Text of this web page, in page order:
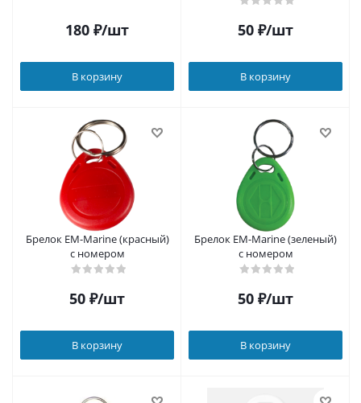
180 ₽/шт
В корзину
50 ₽/шт
В корзину
Брелок EM-Marine (красный)
с номером
50 ₽/шт
В корзину
Брелок EM-Marine (зеленый)
с номером
50 ₽/шт
В корзину